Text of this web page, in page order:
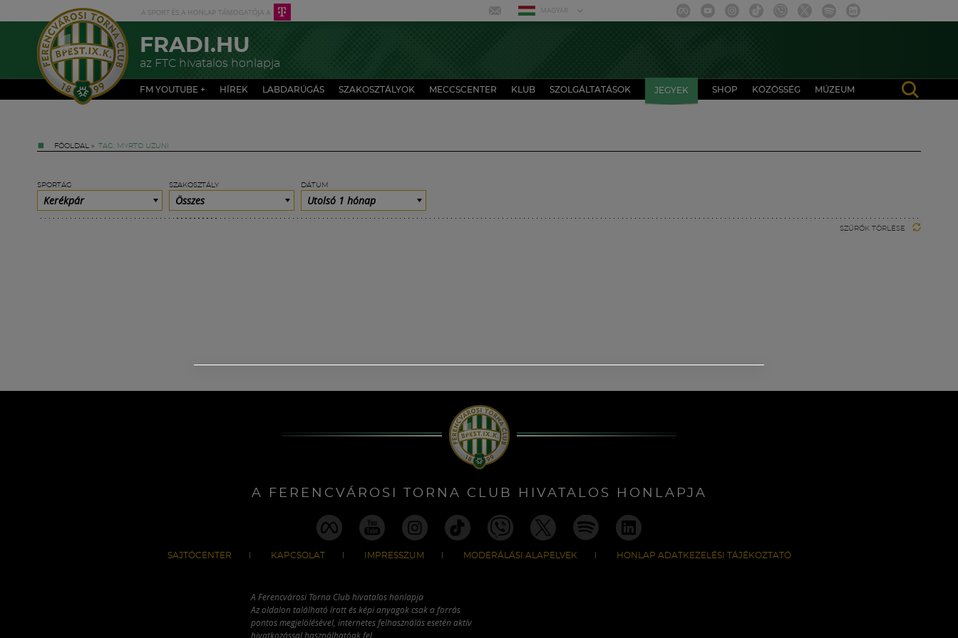
MAGYAR
FRADI.HU
az FTC hivatalos honlapja
FM YOUTUBE + HÍREK LABDARÚGÁS SZAKOSZTÁLYOK MECCSCENTER KLUB SZOLGÁLTATÁSOK JEGYEK SHOP KÖZÖSSÉG MÚZEUM
FŐOLDAL » TAG: MYRTO UZUNI
SPORTÁG
Kerékpár
SZAKOSZTÁLY
Összes
DÁTUM
Utolsó 1 hónap
SZŰRŐK TÖRLÉSE
A FERENCVÁROSI TORNA CLUB HIVATALOS HONLAPJA
SAJTÓCENTER KAPCSOLAT IMPRESSZUM MODERÁLÁSI ALAPELVEK HONLAP ADATKEZELÉSI TÁJÉKOZTATÓ
A Ferencvárosi Torna Club hivatalos honlapja
Az oldalon található írott és képi anyagok csak a forrás
pontos megjelölésével, internetes felhasználás esetén aktív
hivatkozással használhatóak fel.